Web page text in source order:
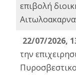
επιβολή
22/07/2026,
την